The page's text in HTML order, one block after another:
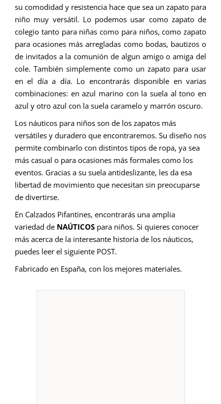
su comodidad y resistencia hace que sea un zapato para
niño muy versátil. Lo podemos usar como zapato de
colegio tanto para niñas como para niños, como zapato
para ocasiones más arregladas como bodas, bautizos o
de invitados a la comunión de algun amigo o amiga del
cole. También simplemente como un zapato para usar
en el día a día. Lo encontrarás disponible en varias
combinaciones: en azul marino con la suela al tono en
azul y otro azul con la suela caramelo y marrón oscuro.
Los náuticos para niños son de los zapatos más
versátiles y duradero que encontraremos. Su diseño nos
permite combinarlo con distintos tipos de ropa, ya sea
más casual o para ocasiones más formales como los
eventos. Gracias a su suela antideslizante, les da esa
libertad de movimiento que necesitan sin preocuparse
de divertirse.
En Calzados Pifantines, encontrarás una amplia
variedad de NAÚTICOS para niños. Si quieres conocer
más acerca de la interesante historia de los náuticos,
puedes leer el siguiente POST.
Fabricado en España, con los mejores materiales.